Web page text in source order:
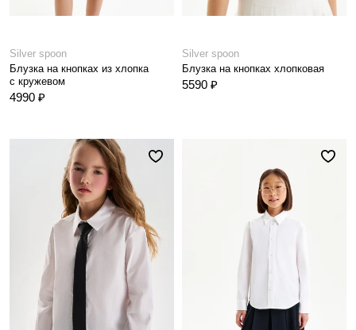
Silver spoon
Блузка на кнопках из хлопка
с кружевом
4990 ₽
Silver spoon
Блузка на кнопках хлопковая
5590 ₽